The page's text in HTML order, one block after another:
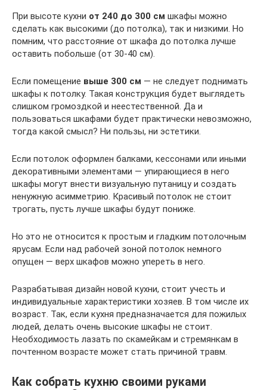
При высоте кухни от 240 до 300 см шкафы можно
сделать как высокими (до потолка), так и низкими. Но
помним, что расстояние от шкафа до потолка лучше
оставить побольше (от 30-40 см).
Если помещение выше 300 см — не следует поднимать
шкафы к потолку. Такая конструкция будет выглядеть
слишком громоздкой и неестественной. Да и
пользоваться шкафами будет практически невозможно,
тогда какой смысл? Ни пользы, ни эстетики.
Если потолок оформлен балками, кессонами или иными
декоративными элементами — упирающиеся в него
шкафы могут внести визуальную путаницу и создать
ненужную асимметрию. Красивый потолок не стоит
трогать, пусть лучше шкафы будут пониже.
Но это не относится к простым и гладким потолочным
ярусам. Если над рабочей зоной потолок немного
опущен — верх шкафов можно упереть в него.
Разрабатывая дизайн новой кухни, стоит учесть и
индивидуальные характеристики хозяев. В том числе их
возраст. Так, если кухня предназначается для пожилых
людей, делать очень высокие шкафы не стоит.
Необходимость лазать по скамейкам и стремянкам в
почтенном возрасте может стать причиной травм.
Как собрать кухню своими руками